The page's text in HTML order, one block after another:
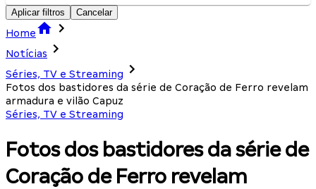
Aplicar filtros Cancelar
Home
Notícias
Séries, TV e Streaming
Fotos dos bastidores da série de Coração de Ferro revelam
armadura e vilão Capuz
Séries, TV e Streaming
Fotos dos bastidores da série de
Coração de Ferro revelam